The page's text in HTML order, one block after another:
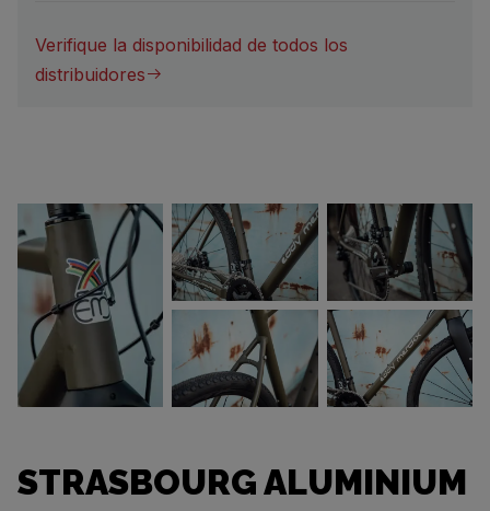
Verifique la disponibilidad de todos los
distribuidores
STRASBOURG ALUMINIUM